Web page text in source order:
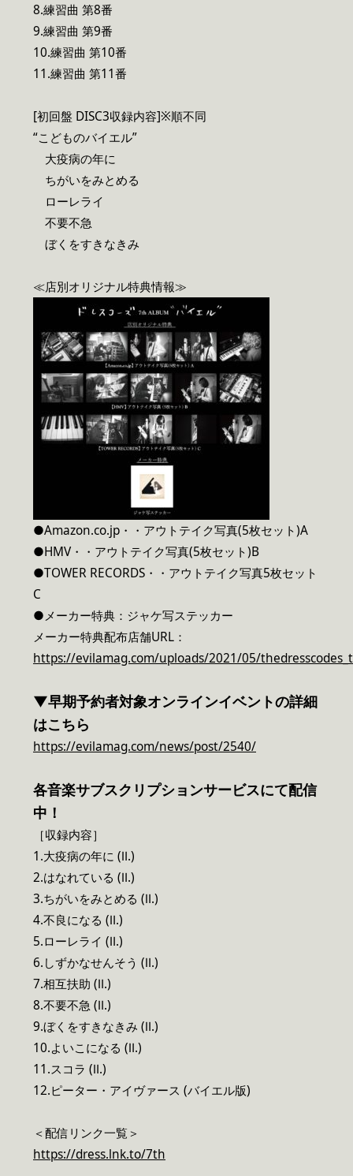
8.練習曲 第8番
9.練習曲 第9番
10.練習曲 第10番
11.練習曲 第11番
[初回盤 DISC3収録内容]※順不同
“こどものバイエル”
大疫病の年に
ちがいをみとめる
ローレライ
不要不急
ぼくをすきなきみ
≪店別オリジナル特典情報≫
●Amazon.co.jp・・アウトテイク写真(5枚セット)A
●HMV・・アウトテイク写真(5枚セット)B
●TOWER RECORDS・・アウトテイク写真5枚セット
C
●メーカー特典：ジャケ写ステッカー
メーカー特典配布店舗URL：
https://evilamag.com/uploads/2021/05/
▼早期予約者対象オンラインイベントの詳細
はこちら
https://evilamag.com/news/post/2540/
各音楽サブスクリプションサービスにて配信
中！
［収録内容］
1.大疫病の年に (Ⅱ.)
2.はなれている (Ⅱ.)
3.ちがいをみとめる (Ⅱ.)
4.不良になる (Ⅱ.)
5.ローレライ (Ⅱ.)
6.しずかなせんそう (Ⅱ.)
7.相互扶助 (Ⅱ.)
8.不要不急 (Ⅱ.)
9.ぼくをすきなきみ (Ⅱ.)
10.よいこになる (Ⅱ.)
11.スコラ (Ⅱ.)
12.ピーター・アイヴァース (バイエル版)
＜配信リンク一覧＞
https://dress.lnk.to/7th